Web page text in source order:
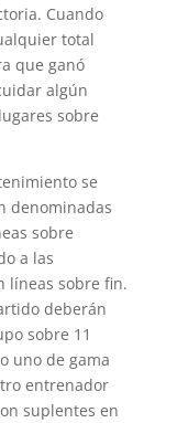
Cuando
total
que ganó
algún
sobre
se
denominadas
sobre
a las
líneas sobre fin.
deberán
sobre 11
uno de gama
entrenador
suplentes en